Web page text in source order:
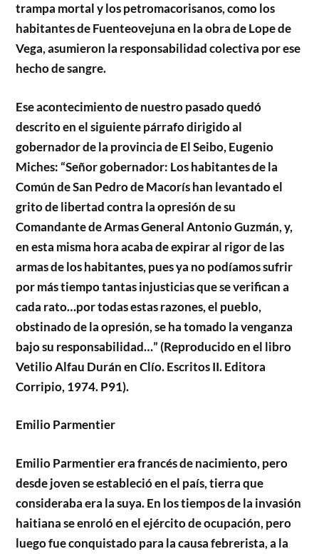
trampa mortal y los petromacorisanos, como los
habitantes de Fuenteovejuna en la obra de Lope de
Vega, asumieron la responsabilidad colectiva por ese
hecho de sangre.
Ese acontecimiento de nuestro pasado quedó
descrito en el siguiente párrafo dirigido al
gobernador de la provincia de El Seibo, Eugenio
Miches: “Señor gobernador: Los habitantes de la
Común de San Pedro de Macorís han levantado el
grito de libertad contra la opresión de su
Comandante de Armas General Antonio Guzmán, y,
en esta misma hora acaba de expirar al rigor de las
armas de los habitantes, pues ya no podíamos sufrir
por más tiempo tantas injusticias que se verifican a
cada rato…por todas estas razones, el pueblo,
obstinado de la opresión, se ha tomado la venganza
bajo su responsabilidad…” (Reproducido en el libro
Vetilio Alfau Durán en Clío. Escritos II. Editora
Corripio, 1974. P91).
Emilio Parmentier
Emilio Parmentier era francés de nacimiento, pero
desde joven se estableció en el país, tierra que
consideraba era la suya. En los tiempos de la invasión
haitiana se enroló en el ejército de ocupación, pero
luego fue conquistado para la causa febrerista, a la